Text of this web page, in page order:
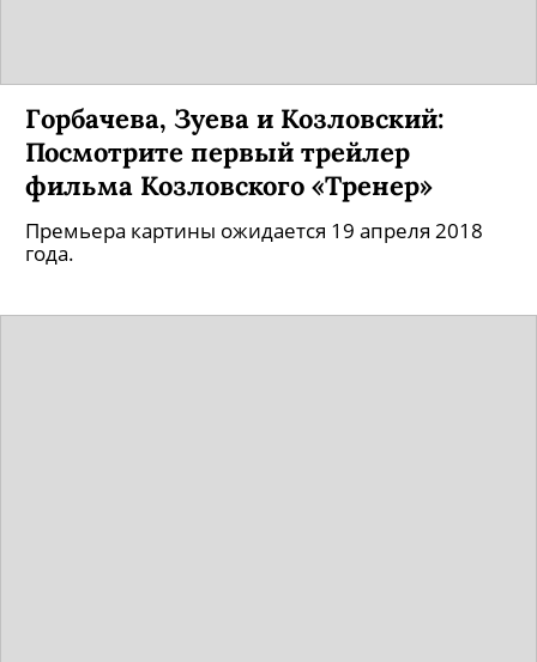
Горбачева, Зуева и Козловский:
Посмотрите первый трейлер
фильма Козловского «Тренер»
Премьера картины ожидается 19 апреля 2018
года.